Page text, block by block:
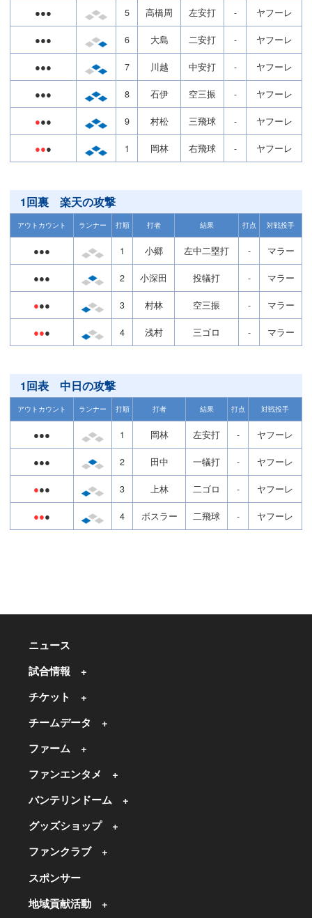
●●● 5 高橋周 左安打 - ヤフーレ
●●● 6 大島 二安打 - ヤフーレ
●●● 7 川越 中安打 - ヤフーレ
●●● 8 石伊 空三振 - ヤフーレ
●●● 9 村松 三飛球 - ヤフーレ
●●● 1 岡林 右飛球 - ヤフーレ
1回裏 楽天の攻撃
アウトカウント ランナー 打順 打者 結果 打点 対戦投手
●●● 1 小郷 左中二塁打 - マラー
●●● 2 小深田 投犠打 - マラー
●●● 3 村林 空三振 - マラー
●●● 4 浅村 三ゴロ - マラー
1回表 中日の攻撃
アウトカウント ランナー 打順 打者 結果 打点 対戦投手
●●● 1 岡林 左安打 - ヤフーレ
●●● 2 田中 一犠打 - ヤフーレ
●●● 3 上林 二ゴロ - ヤフーレ
●●● 4 ボスラー 二飛球 - ヤフーレ
ニュース
試合情報
チケット
チームデータ
ファーム
ファンエンタメ
バンテリンドーム
グッズショップ
ファンクラブ
スポンサー
地域貢献活動